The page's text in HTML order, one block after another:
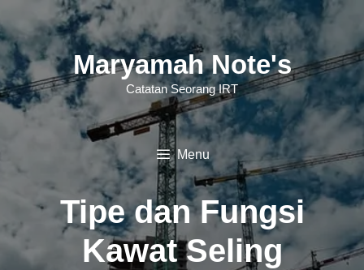
Langsung
ke
isi
Maryamah Note's
Catatan Seorang IRT
Menu
Tipe dan Fungsi
Kawat Seling